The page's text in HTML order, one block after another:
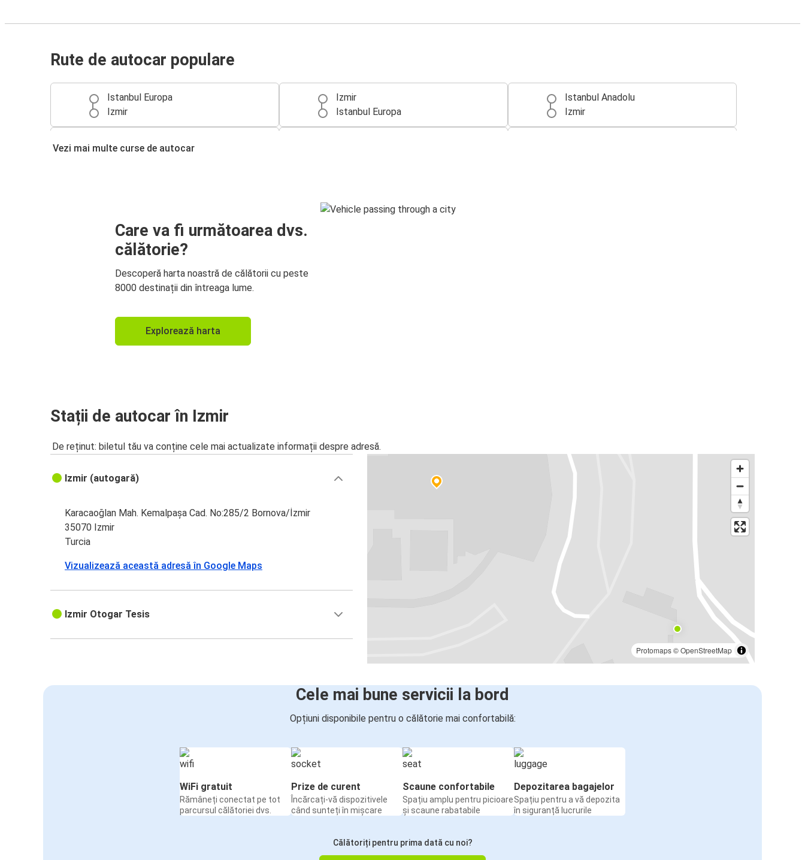
Rute de autocar populare
Istanbul Europa
Izmir
Izmir
Istanbul Europa
Istanbul Anadolu
Izmir
Izmir
Balıkesir
Izmir
Izmir
Bartın
Constanța
Vezi mai multe curse de autocar
Care va fi următoarea dvs.
călătorie?
Descoperă harta noastră de călătorii cu peste
8000 destinații din întreaga lume.
Explorează harta
Stații de autocar în Izmir
De reținut: biletul tău va conține cele mai actualizate informații despre adresă.
Protomaps©OpenStreetMap
Izmir (autogară)
Karacaoğlan Mah. Kemalpaşa Cad. No:285/2 Bornova/İzmir
35070 Izmir
Turcia
Vizualizează această adresă în Google Maps
Izmir Otogar Tesis
Cele mai bune servicii la bord
Opțiuni disponibile pentru o călătorie mai confortabilă:
WiFi gratuit
Rămâneți conectat pe tot
parcursul călătoriei dvs.
Prize de curent
Încărcați-vă dispozitivele
când sunteți în mișcare
Scaune confortabile
Spațiu amplu pentru picioare
și scaune rabatabile
Depozitarea bagajelor
Spațiu pentru a vă depozita
în siguranță lucrurile
Călătoriți pentru prima dată cu noi?